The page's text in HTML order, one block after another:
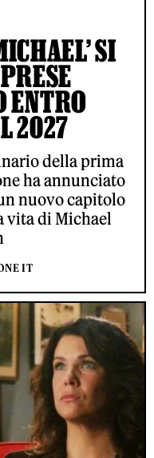
SI
ENTRO
2027
della prima
ha annunciato
nuovo capitolo
vita di Michael
IT